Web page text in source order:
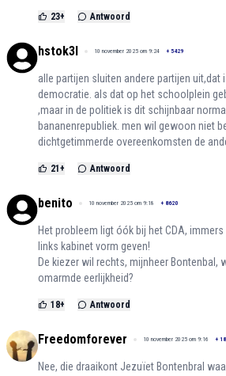
23+ Antwoord
hstok3l 10 november 2025 om 9:24 + 5429
alle partijen sluiten andere partijen uit,dat
democratie. als dat op het schoolplein
,maar in de politiek is dit schijnbaar
bananenrepubliek. men wil gewoon niet
dichtgetimmerde overeenkomsten de
21 + Antwoord
benito 10 november 2025 om 9:18 + 8620
Het probleem ligt óók bij het CDA,
links kabinet vorm geven!
De kiezer wil rechts, mijnheer Bontenbal,
omarmde eerlijkheid?
18+ Antwoord
Freedomforever 10 november 2025 om 9:16 +
Nee, die draaikont Jezuïet Bontenbral